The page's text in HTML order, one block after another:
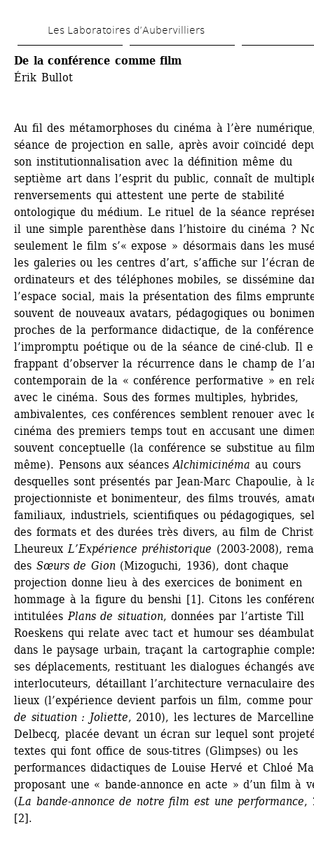
to
main
Les Laboratoires d’Aubervilliers
De la conférence comme film
Érik Bullot
Au fil des métamorphoses du cinéma à l’ère
séance de projection en salle, après avoir coïncidé
son institutionnalisation avec la définition même du
septième art dans l’esprit du public, connaît de
renversements qui attestent une perte de stabilité
ontologique du médium. Le rituel de la séance
il une simple parenthèse dans l’histoire du cinéma ?
seulement le film s’« expose » désormais dans les
les galeries ou les centres d’art, s’affiche sur l’écran
ordinateurs et des téléphones mobiles, se dissémine
l’espace social, mais la présentation des films
souvent de nouveaux avatars, pédagogiques ou
proches de la performance didactique, de la
l’impromptu poétique ou de la séance de ciné-club. Il
frappant d’observer la récurrence dans le champ de
contemporain de la « conférence performative » en
avec le cinéma. Sous des formes multiples, hybrides,
ambivalentes, ces conférences semblent renouer avec
cinéma des premiers temps tout en accusant une
souvent conceptuelle (la conférence se substitue au
même). Pensons aux séances Alchimicinéma au cours
desquelles sont présentés par Jean-Marc Chapoulie, à
projectionniste et bonimenteur, des films trouvés,
familiaux, industriels, scientifiques ou pédagogiques,
des formats et des durées très divers, au film de
Lheureux L’Expérience préhistorique (2003-2008),
des Sœurs de Gion(Mizoguchi, 1936), dont chaque
projection donne lieu à des exercices de boniment en
hommage à la figure du benshi [1]. Citons les
intitulées Plans de situation, données par l’artiste Till
Roeskens qui relate avec tact et humour ses
dans le paysage urbain, traçant la cartographie
ses déplacements, restituant les dialogues échangés
interlocuteurs, détaillant l’architecture vernaculaire
lieux (l’expérience devient parfois un film, comme
de situation : Joliette, 2010), les lectures de Marcelline
Delbecq, placée devant un écran sur lequel sont
textes qui font office de sous-titres (Glimpses) ou les
performances didactiques de Louise Hervé et Chloé
proposant une « bande-annonce en acte » d’un film à
(La bande-annonce de notre film est une performance,
[2].